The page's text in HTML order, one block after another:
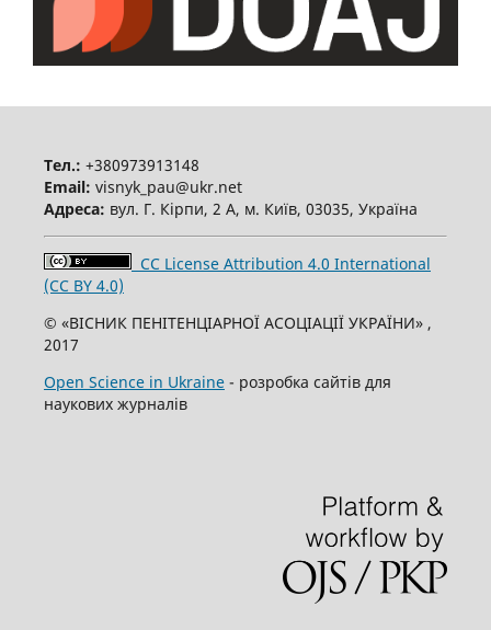
Тел.: +380973913148
Email: visnyk_pau@ukr.net
Адреса: вул. Г. Кірпи, 2 А, м. Київ, 03035, Україна
CC License Attribution 4.0 International
(CC BY 4.0)
© «ВІСНИК ПЕНІТЕНЦІАРНОЇ АСОЦІАЦІЇ УКРАЇНИ» ,
2017
Open Science in Ukraine- розробка сайтів для
наукових журналів